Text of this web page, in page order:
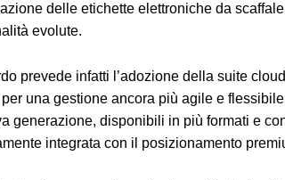
delle etichette elettroniche da
evolute.
prevede infatti l’adozione della suite
una gestione ancora più agile e
generazione, disponibili in più formati e
integrata con il posizionamento